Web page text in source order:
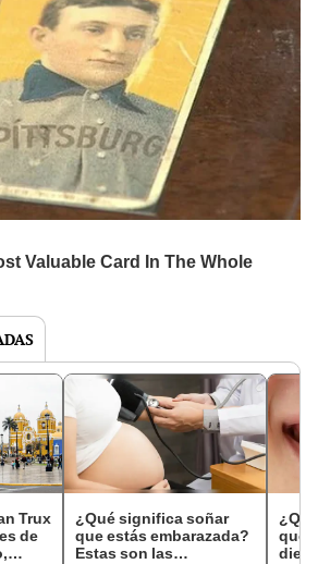
Trux
de
¿Qué significa soñar
que estás embarazada?
Estas son las
que